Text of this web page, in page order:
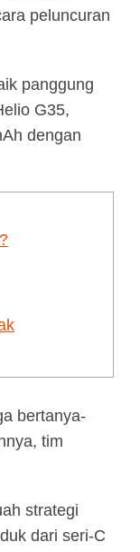
peluncuran
panggung
G35,
dengan
bertanya-
tim
strategi
dari seri-C